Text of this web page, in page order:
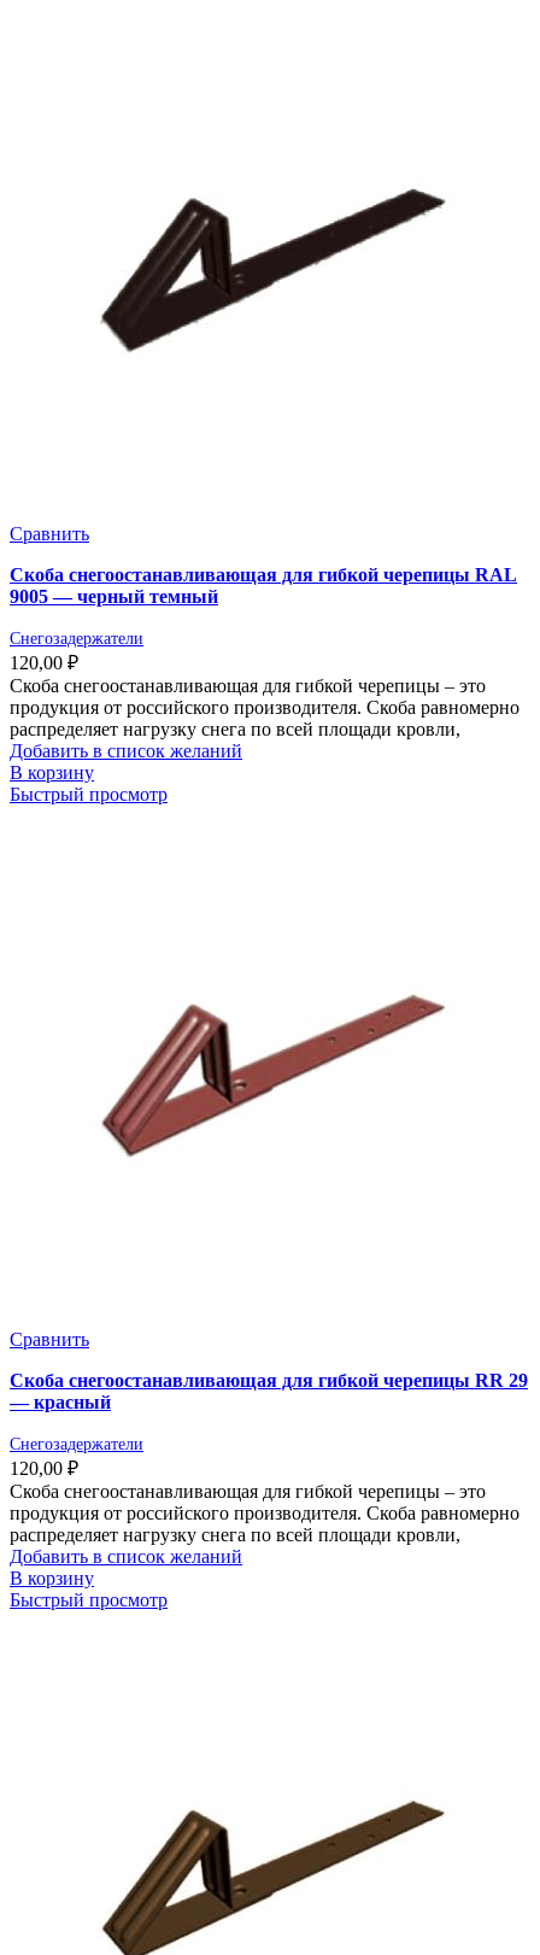
Сравнить
Скоба снегоостанавливающая для гибкой черепицы RAL
9005 — черный темный
Снегозадержатели
120,00 ₽
Скоба снегоостанавливающая для гибкой черепицы – это
продукция от российского производителя. Скоба равномерно
распределяет нагрузку снега по всей площади кровли,
Добавить в список желаний
В корзину
Быстрый просмотр
Сравнить
Скоба снегоостанавливающая для гибкой черепицы RR 29
— красный
Снегозадержатели
120,00 ₽
Скоба снегоостанавливающая для гибкой черепицы – это
продукция от российского производителя. Скоба равномерно
распределяет нагрузку снега по всей площади кровли,
Добавить в список желаний
В корзину
Быстрый просмотр